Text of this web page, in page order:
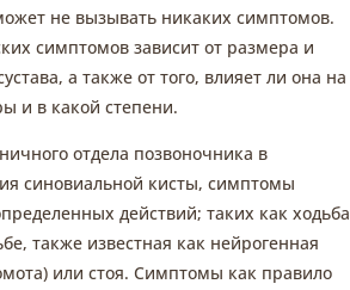
не вызывать никаких симптомов.
симптомов зависит от размера и
а также от того, влияет ли она на
и в какой степени.
отдела позвоночника в
синовиальной кисты, симптомы
действий; таких как ходьба
также известная как нейрогенная
или стоя. Симптомы как правило